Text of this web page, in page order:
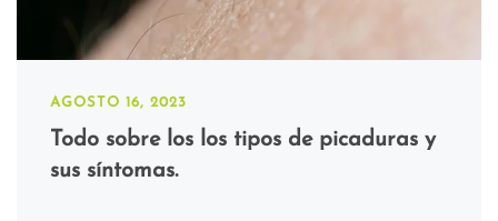
AGOSTO 16, 2023
Todo sobre los los tipos de picaduras y
sus síntomas.